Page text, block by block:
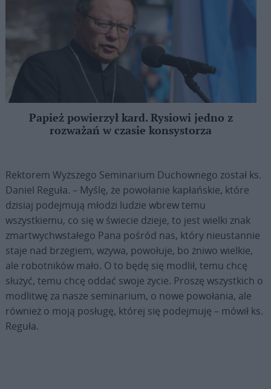
Papież powierzył kard. Rysiowi jedno z
rozważań w czasie konsystorza
Rektorem Wyższego Seminarium Duchownego został ks.
Daniel Reguła. – Myślę, że powołanie kapłańskie, które
dzisiaj podejmują młodzi ludzie wbrew temu
wszystkiemu, co się w świecie dzieje, to jest wielki znak
zmartwychwstałego Pana pośród nas, który nieustannie
staje nad brzegiem, wzywa, powołuje, bo żniwo wielkie,
ale robotników mało. O to będę się modlił, temu chcę
służyć, temu chcę oddać swoje życie. Proszę wszystkich o
modlitwę za nasze seminarium, o nowe powołania, ale
również o moją posługę, której się podejmuję – mówił ks.
Reguła.